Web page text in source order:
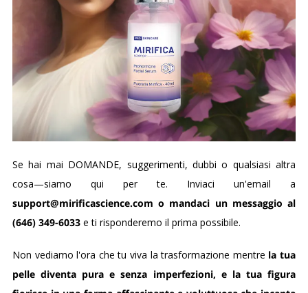
Se hai mai DOMANDE, suggerimenti, dubbi o qualsiasi altra
cosa—siamo qui per te. Inviaci un'email a
support@mirificascience.com o mandaci un messaggio al
(646) 349-6033e ti risponderemo il prima possibile.
Non vediamo l'ora che tu viva la trasformazione mentre la tua
pelle diventa pura e senza imperfezioni, e la tua figura